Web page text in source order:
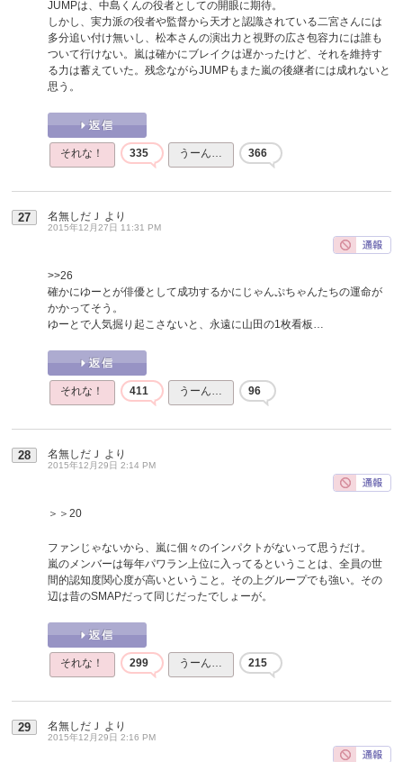
JUMPは、中島くんの役者としての開眼に期待。
しかし、実力派の役者や監督から天才と認識されている二宮さんには
多分追い付け無いし、松本さんの演出力と視野の広さ包容力には誰も
ついて行けない。嵐は確かにブレイクは遅かったけど、それを維持す
る力は蓄えていた。残念ながらJUMPもまた嵐の後継者には成れないと
思う。
それな！ 335 うーん… 366
27 名無しだＪ より
2015年12月27日 11:31 PM
>>26
確かにゆーとが俳優として成功するかにじゃんぷちゃんたちの運命が
かかってそう。
ゆーとで人気掘り起こさないと、永遠に山田の1枚看板…
それな！ 411 うーん… 96
28 名無しだＪ より
2015年12月29日 2:14 PM
＞＞20
ファンじゃないから、嵐に個々のインパクトがないって思うだけ。
嵐のメンバーは毎年パワラン上位に入ってるということは、全員の世
間的認知度関心度が高いということ。その上グループでも強い。その
辺は昔のSMAPだって同じだったでしょーが。
それな！ 299 うーん… 215
29 名無しだＪ より
2015年12月29日 2:16 PM